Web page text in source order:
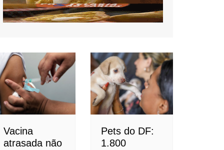
Vacina
atrasada não
Pets do DF:
1.800